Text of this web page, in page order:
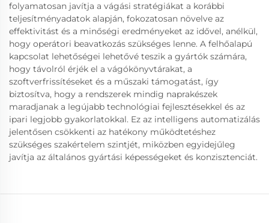
folyamatosan javítja a vágási stratégiákat a korábbi
teljesítményadatok alapján, fokozatosan növelve az
effektivitást és a minőségi eredményeket az idővel, anélkül,
hogy operátori beavatkozás szükséges lenne. A felhőalapú
kapcsolat lehetőségei lehetővé teszik a gyártók számára,
hogy távolról érjék el a vágókönyvtárakat, a
szoftverfrissítéseket és a műszaki támogatást, így
biztosítva, hogy a rendszerek mindig naprakészek
maradjanak a legújabb technológiai fejlesztésekkel és az
ipari legjobb gyakorlatokkal. Ez az intelligens automatizálás
jelentősen csökkenti az hatékony működtetéshez
szükséges szakértelem szintjét, miközben egyidejűleg
javítja az általános gyártási képességeket és konzisztenciát.